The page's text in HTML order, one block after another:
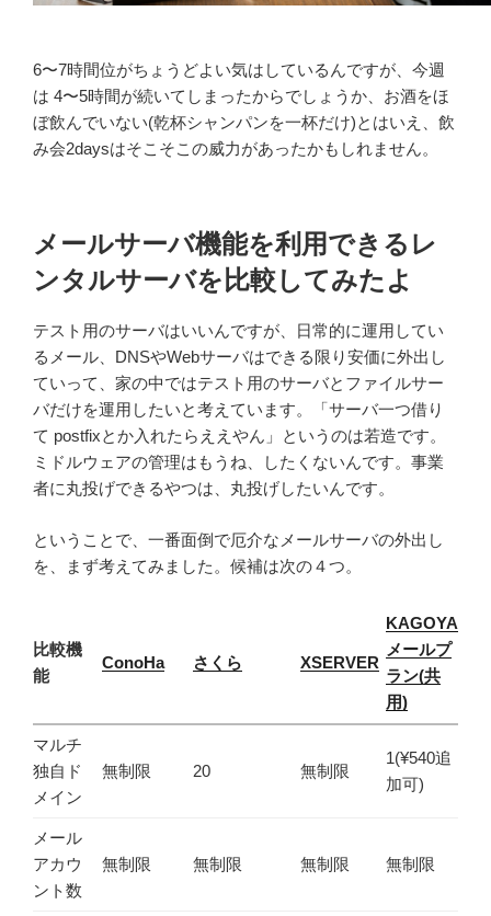
6〜7時間位がちょうどよい気はしているんですが、今週
は 4〜5時間が続いてしまったからでしょうか、お酒をほ
ぼ飲んでいない(乾杯シャンパンを一杯だけ)とはいえ、飲
み会2daysはそこそこの威力があったかもしれません。
メールサーバ機能を利用できるレ
ンタルサーバを比較してみたよ
テスト用のサーバはいいんですが、日常的に運用してい
るメール、DNSやWebサーバはできる限り安価に外出し
ていって、家の中ではテスト用のサーバとファイルサー
バだけを運用したいと考えています。「サーバ一つ借り
て postfixとか入れたらええやん」というのは若造です。
ミドルウェアの管理はもうね、したくないんです。事業
者に丸投げできるやつは、丸投げしたいんです。
ということで、一番面倒で厄介なメールサーバの外出し
を、まず考えてみました。候補は次の４つ。
比較機
能
ConoHa さくら XSERVER
KAGOYA
メールプ
ラン(共
用)
マルチ
独自ド
メイン
無制限 20 無制限
1(¥540追
加可)
メール
アカウ
ント数
無制限 無制限 無制限 無制限